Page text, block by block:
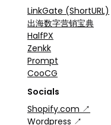
LinkGate (ShortURL)
出海数字营销宝典
HalfPX
Zenkk
Prompt
CooCG
Socials
Shopify.com ↗
Wordpress ↗